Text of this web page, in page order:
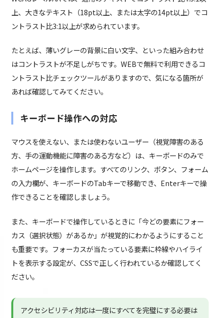
上、大きなテキスト（18pt以上、または太字の14pt以上）でコ
ントラスト比3:1以上が求められています。
たとえば、薄いグレーの背景に白い文字、といった組み合わせ
はコントラストが不足しがちです。WEBで無料で利用できるコ
ントラスト比チェックツールがありますので、気になる箇所が
あれば確認してみてください。
キーボード操作への対応
マウスを使えない、または使わないユーザー（視覚障害のある
方、手の運動機能に障害のある方など）は、キーボードのみで
ホームページを操作します。すべてのリンク、ボタン、フォーム
の入力欄が、キーボードのTabキーで移動でき、Enterキーで操
作できることを確認しましょう。
また、キーボードで操作しているときに「今どの要素にフォー
カス（選択状態）があるか」が視覚的にわかるようにすること
も重要です。フォーカスが当たっている要素に枠線やハイライ
トを表示する設定が、CSSで正しく行われているか確認してく
ださい。
アクセシビリティ対応は一度にすべてを完璧にする必要は